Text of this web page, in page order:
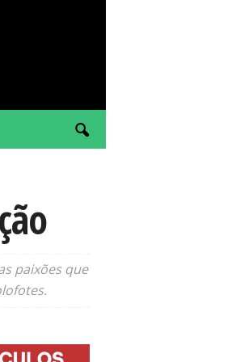
paixões que